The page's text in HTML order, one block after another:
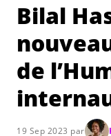
Bilal
de
19 Sep 2023 par